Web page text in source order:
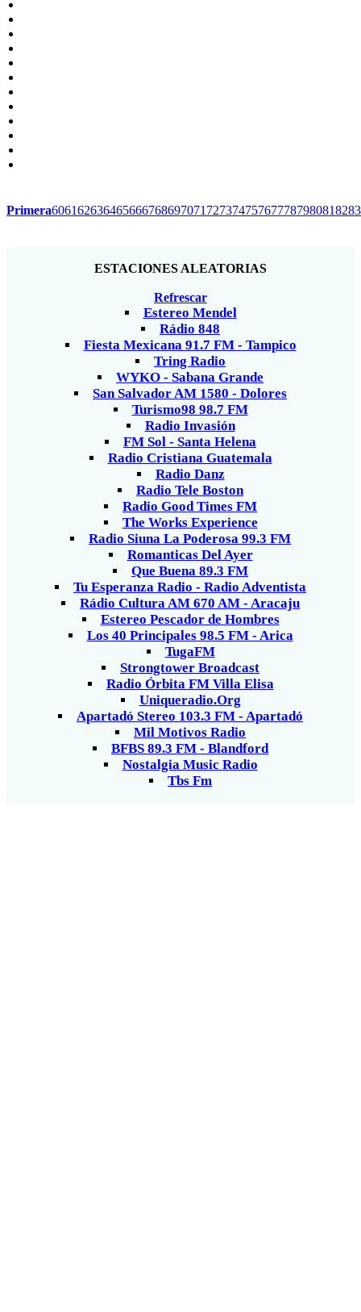
Primera606162636465666768697071 727374757677787980818283
ESTACIONES ALEATORIAS
Refrescar
Estereo Mendel
Rádio 848
Fiesta Mexicana 91.7 FM - Tampico
Tring Radio
WYKO - Sabana Grande
San Salvador AM 1580 - Dolores
Turismo98 98.7 FM
Radio Invasión
FM Sol - Santa Helena
Radio Cristiana Guatemala
Radio Danz
Radio Tele Boston
Radio Good Times FM
The Works Experience
Radio Siuna La Poderosa 99.3 FM
Romanticas Del Ayer
Que Buena 89.3 FM
Tu Esperanza Radio - Radio Adventista
Rádio Cultura AM 670 AM - Aracaju
Estereo Pescador de Hombres
Los 40 Principales 98.5 FM - Arica
TugaFM
Strongtower Broadcast
Radio Órbita FM Villa Elisa
Uniqueradio.Org
Apartadó Stereo 103.3 FM - Apartadó
Mil Motivos Radio
BFBS 89.3 FM - Blandford
Nostalgia Music Radio
Tbs Fm